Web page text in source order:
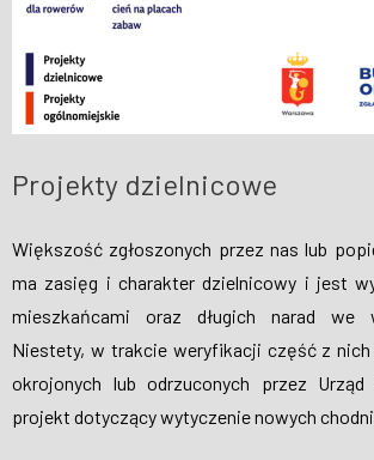
Projekty dzielnicowe
Większość zgłoszonych przez nas lub
ma zasięg i charakter dzielnicowy i jest
mieszkańcami oraz długich narad we
Niestety, w trakcie weryfikacji część z
okrojonych lub odrzuconych przez
projekt dotyczący wytyczenie nowych